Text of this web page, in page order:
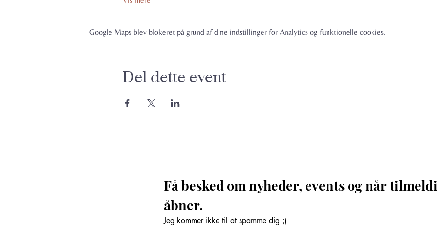
Google Maps blev blokeret på grund af dine indstillinger for Analytics og funktionelle cookies.
Del dette event
Få besked om nyheder, events og når
Jeg kommer ikke til at spamme dig ;)